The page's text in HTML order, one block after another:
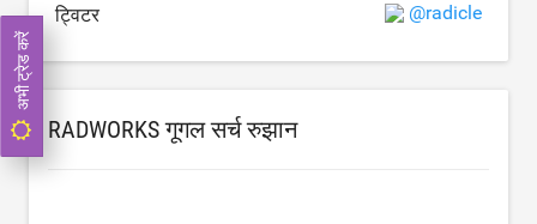
ट्विटर @radicle
RADWORKS गूगल सर्च रुझान
अभी ट्रेड करें